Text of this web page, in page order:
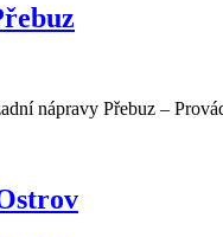
nápravy Přebuz –